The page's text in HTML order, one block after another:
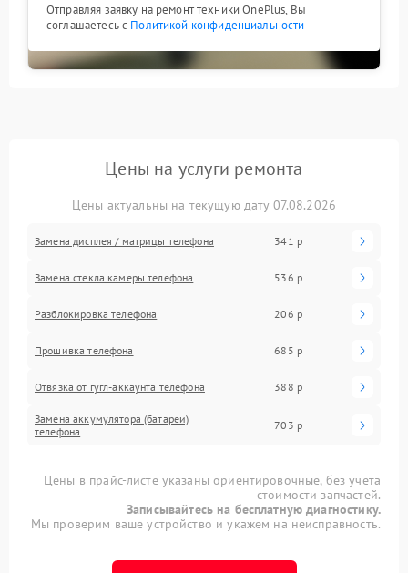
Отправляя заявку на ремонт техники OnePlus, Вы
соглашаетесь с Политикой конфиденциальности
Цены на услуги ремонта
Цены актуальны на текущую дату 07.08.2026
Замена дисплея / матрицы телефона 341 р
Замена стекла камеры телефона 536 р
Разблокировка телефона 206 р
Прошивка телефона 685 р
Отвязка от гугл-аккаунта телефона 388 р
Замена аккумулятора (батареи)
телефона
703 р
Цены в прайс-листе указаны ориентировочные, без учета
стоимости запчастей.
Записывайтесь на бесплатную диагностику.
Мы проверим ваше устройство и укажем на неисправность.